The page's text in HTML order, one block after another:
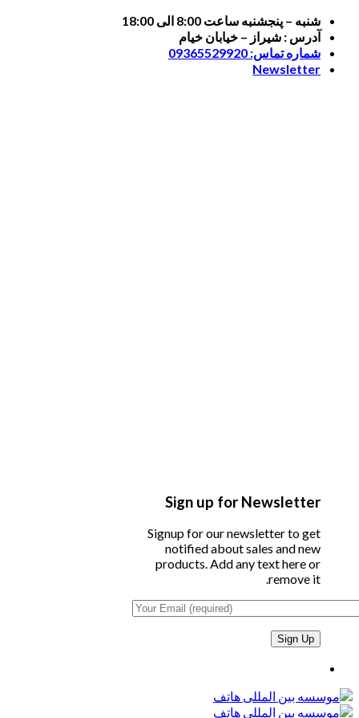
Skip
content
شنبه – پنجشنبه ساعت 8:00 الی 18:00
آدرس : شیراز – خیابان خیام
شماره تماس: 09365529920
Newsletter
Sign up for Newsletter
Signup for our newsletter to get
notified about sales and new
products. Add any text here or
remove it.